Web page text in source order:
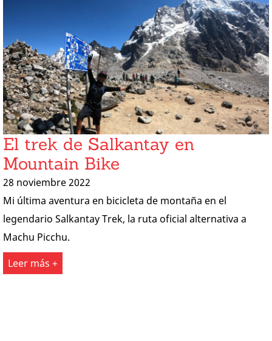
El trek de Salkantay en
Mountain Bike
28 noviembre 2022
Mi última aventura en bicicleta de montaña en el
legendario Salkantay Trek, la ruta oficial alternativa a
Machu Picchu.
Leer más +